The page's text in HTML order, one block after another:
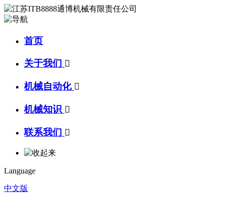
首页
关于我们 
机械自动化 
机械知识 
联系我们 
Language
中文版